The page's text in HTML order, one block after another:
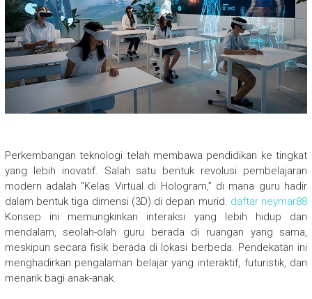
Perkembangan teknologi telah membawa pendidikan ke tingkat
yang lebih inovatif. Salah satu bentuk revolusi pembelajaran
modern adalah “Kelas Virtual di Hologram,” di mana guru hadir
dalam bentuk tiga dimensi (3D) di depan murid. daftar neymar88
Konsep ini memungkinkan interaksi yang lebih hidup dan
mendalam, seolah-olah guru berada di ruangan yang sama,
meskipun secara fisik berada di lokasi berbeda. Pendekatan ini
menghadirkan pengalaman belajar yang interaktif, futuristik, dan
menarik bagi anak-anak.